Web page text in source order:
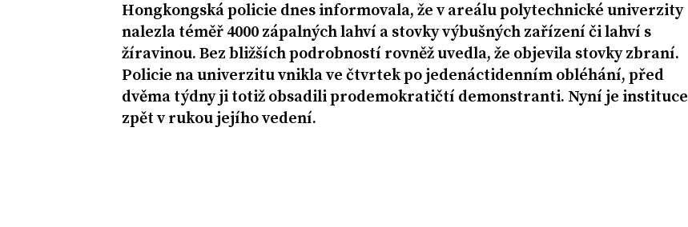
Hongkongská policie dnes informovala, že v areálu polytechnické univerzity
nalezla téměř 4000 zápalných lahví a stovky výbušných zařízení či lahví s
žíravinou. Bez bližších podrobností rovněž uvedla, že objevila stovky zbraní.
Policie na univerzitu vnikla ve čtvrtek po jedenáctidenním obléhání, před
dvěma týdny ji totiž obsadili prodemokratičtí demonstranti. Nyní je instituce
zpět v rukou jejího vedení.